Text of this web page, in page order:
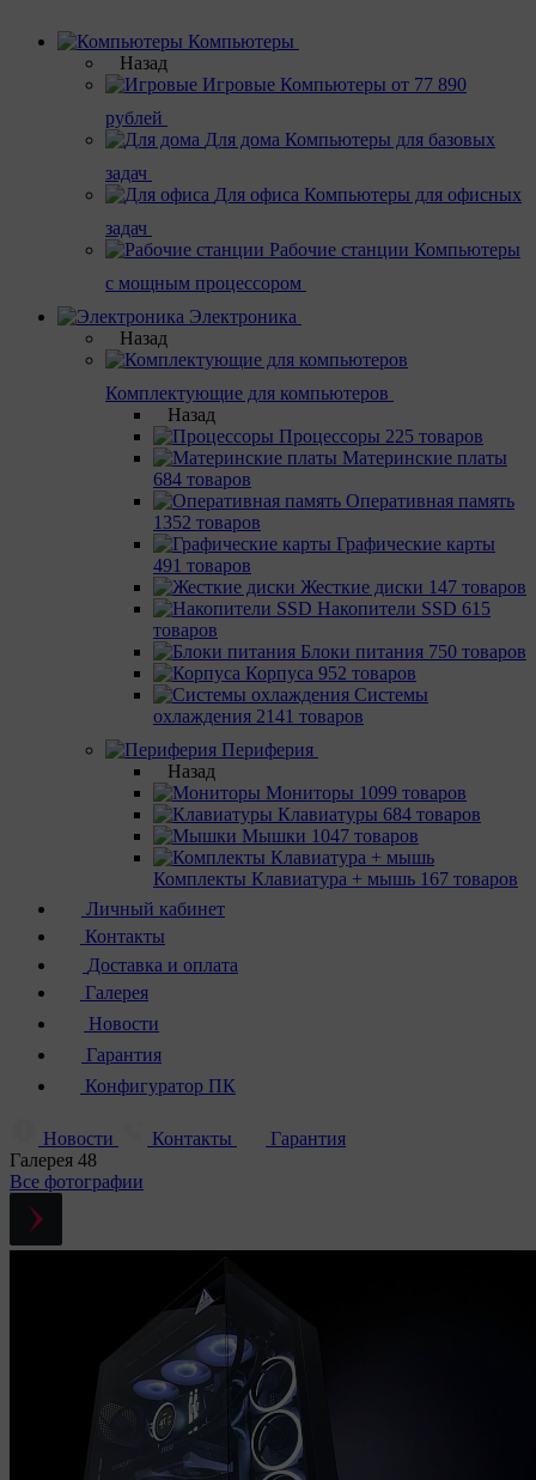
Компьютеры
Назад
Игровые Компьютеры от 77 890
рублей
Для дома Компьютеры для базовых
задач
Для офиса Компьютеры для офисных
задач
Рабочие станции Компьютеры
с мощным процессором
Электроника
Назад
Комплектующие для компьютеров
Назад
Процессоры 225 товаров
Материнcкие платы
684 товаров
Оперативная память
1352 товаров
Графические карты
491 товаров
Жесткие диски 147 товаров
Накопители SSD 615
товаров
Блоки питания 750 товаров
Корпуса 952 товаров
Системы
охлаждения 2141 товаров
Периферия
Назад
Мониторы 1099 товаров
Клавиатуры 684 товаров
Мышки 1047 товаров
Комплекты Клавиатура + мышь 167 товаров
Личный кабинет
Контакты
Доставка и оплата
Галерея
Новости
Гарантия
Конфигуратор ПК
Новости Контакты
Гарантия
Галерея 48
Все фотографии